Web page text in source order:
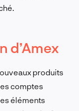
d’Amex
produits
comptes
éléments